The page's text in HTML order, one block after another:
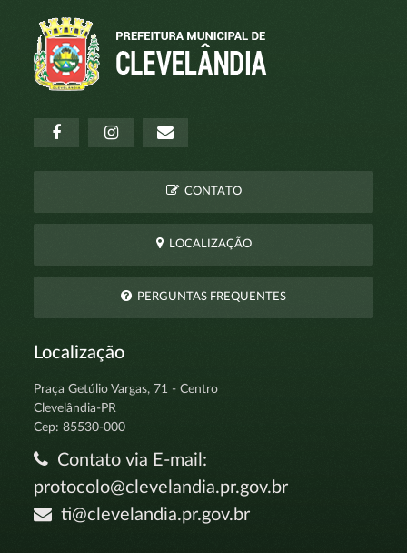
CONTATO
LOCALIZAÇÃO
PERGUNTAS FREQUENTES
Localização
Praça Getúlio Vargas, 71 - Centro
Clevelândia-PR
Cep: 85530-000
Contato via E-mail:
protocolo@clevelandia.pr.gov.br
ti@clevelandia.pr.gov.br